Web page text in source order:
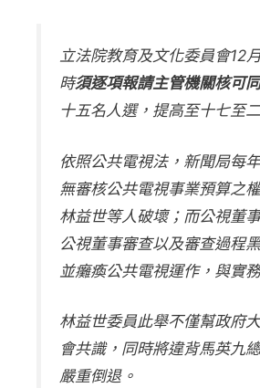
立法院教育及文化委員會12
時須逐項報請主管機關核可
十五名人選，提高至十七至
依照公共電視法，新聞局每
無審核公共電視事業預算之
林益世等人破壞；而公視董
公視董事審查以及審查過程
並癱瘓公共電視運作，與實
林益世委員此舉不僅幫政府
會共識，同時將違背馬英九
嚴重倒退。